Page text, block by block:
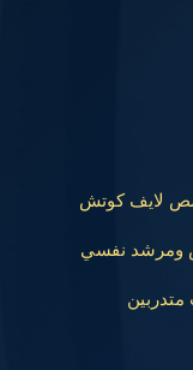
لايف كوتش
ومرشد نفسي